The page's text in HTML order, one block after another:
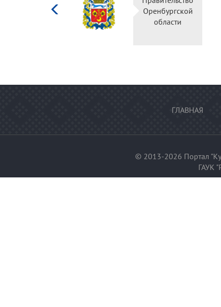
культуры
Российской
федерации
ГЛАВНАЯ
© 2013-2026 Портал
ГАУК